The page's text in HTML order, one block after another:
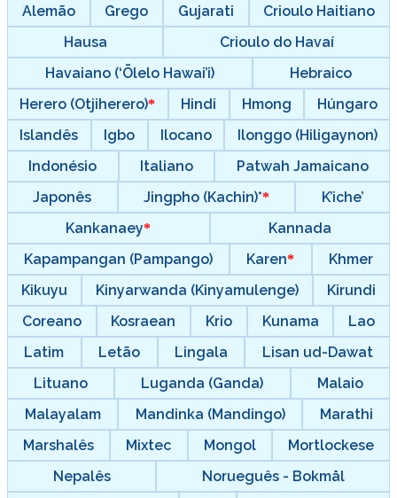
Alemão
Grego Gujarati
Crioulo Haitiano
Hausa
Crioulo do Havaí
Havaiano (‘Ōlelo Hawai’i)
Hebraico
Herero (Otjiherero)
Hindi Hmong
Húngaro
Islandês
Igbo Ilocano
Ilonggo (Hiligaynon)
Indonésio
Italiano
Patwah Jamaicano
Japonês
Jingpho (Kachin)*
K’iche’
Kankanaey
Kannada
Kapampangan (Pampango)
Karen
Khmer
Kikuyu
Kinyarwanda (Kinyamulenge)
Kirundi
Coreano
Kosraean Krio Kunama
Lao
Latim
Letão Lingala
Lisan ud-Dawat
Lituano
Luganda (Ganda)
Malaio
Malayalam
Mandinka (Mandingo)
Marathi
Marshalês
Mixtec Mongol
Mortlockese
Nepalês
Norueguês - Bokmål